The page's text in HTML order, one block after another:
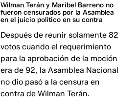
Wilman Terán y Maribel Barreno no
fueron censurados por la Asamblea
en el juicio político en su contra
Después de reunir solamente 82
votos cuando el requerimiento
para la aprobación de la moción
era de 92, la Asamblea Nacional
no dio pasó a la censura en
contra de Wilman Terán.